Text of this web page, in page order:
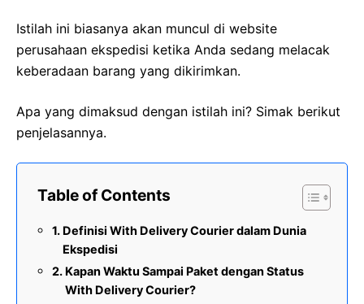
Istilah ini biasanya akan muncul di website
perusahaan ekspedisi ketika Anda sedang melacak
keberadaan barang yang dikirimkan.
Apa yang dimaksud dengan istilah ini? Simak berikut
penjelasannya.
Table of Contents
Definisi With Delivery Courier dalam Dunia
Ekspedisi
Kapan Waktu Sampai Paket dengan Status
With Delivery Courier?